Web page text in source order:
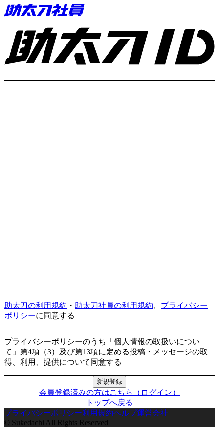
助太刀ID
助太刀の利用規約 ・ 助太刀社員の利用規約
プライバシー
ポリシーに同意する
プライバシーポリシーのうち「個人情報の取扱いについ
て」第4項（3）及び第13項に定める投稿・メッセージの取
得、利用、提供について同意する
新規登録
会員登録済みの方はこちら（ログイン）
トップへ戻る
プライバシーポリシー利用規約ヘルプ運営会社
© Sukedachi All Rights Reserved